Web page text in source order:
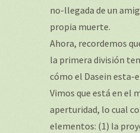
no-llegada de un
propia muerte.
Ahora, recordemos
la primera división
cómo el Dasein esta-
Vimos que está en el
aperturidad, lo cual
elementos: (1) la